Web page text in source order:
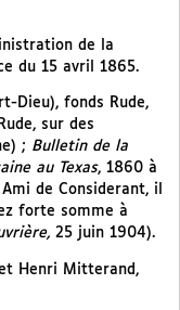
de la
du 15 avril 1865.
Dieu), fonds Rude,
sur des
; Bulletin de la
au Texas, 1860 à
de Considerant, il
forte somme à
25 juin 1904).
Henri Mitterand,